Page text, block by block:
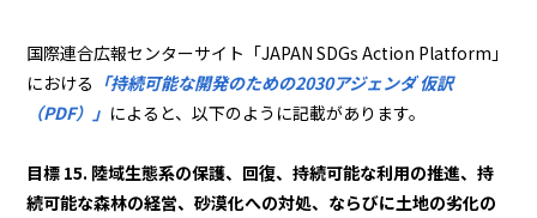
国際連合広報センターサイト「JAPAN SDGs Action Platform」
における 「持続可能な開発のための2030アジェンダ 仮訳
（PDF）」 によると、以下のように記載があります。
目標 15. 陸域生態系の保護、回復、持続可能な利用の推進、持
続可能な森林の経営、砂漠化への対処、ならびに土地の劣化の